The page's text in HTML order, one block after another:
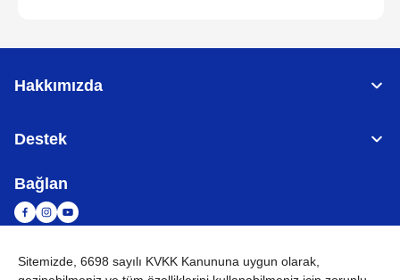
Hakkımızda
Destek
Bağlan
TÜRKİYE Küresel Ağ
Sitemizde, 6698 sayılı KVKK Kanununa uygun olarak,